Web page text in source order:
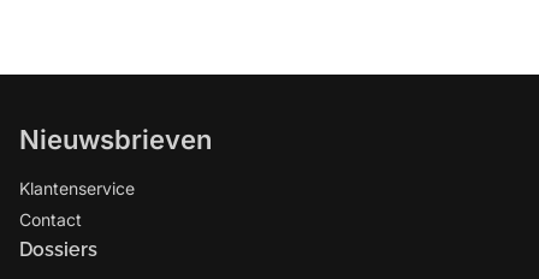
Nieuwsbrieven
Klantenservice
Contact
Dossiers